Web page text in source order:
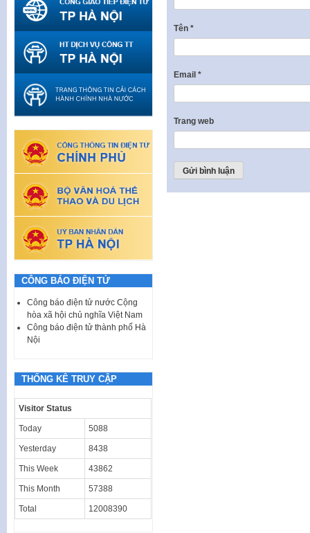
Tên *
Email *
Trang web
CÔNG BÁO ĐIỆN TỬ
Công báo điện tử nước Cộng
hòa xã hội chủ nghĩa Việt Nam
Công báo điện tử thành phố Hà
Nội
THỐNG KÊ TRUY CẬP
Visitor Status
Today 5088
Yesterday 8438
This Week 43862
This Month 57388
Total 12008390